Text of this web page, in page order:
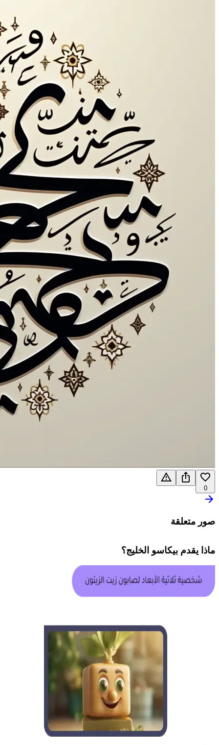
0
صور متعلقة
ماذا يقدم بيكاسو الخليج؟